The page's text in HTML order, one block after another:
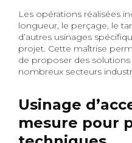
Les opérations réalisées
longueur, le perçage, le
d’autres usinages
projet. Cette maîtrise
de proposer des
nombreux secteurs
Usinage
mesure pour